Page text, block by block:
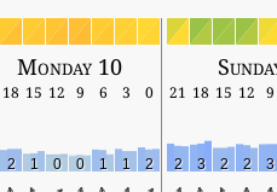
Monday 10
9
12
15
18
21
0
3
6
9
12
15
18
3
2
2
3
2
2
1
1
0
0
1
2